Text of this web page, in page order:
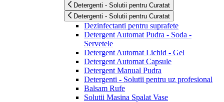
Detergenti - Solutii pentru Curatat
Detergenti - Solutii pentru Curatat
Dezinfectanti pentru suprafete
Detergent Automat Pudra - Soda -
Servetele
Detergent Automat Lichid - Gel
Detergent Automat Capsule
Detergent Manual Pudra
Detergenti - Solutii pentru uz profesional
Balsam Rufe
Solutii Masina Spalat Vase